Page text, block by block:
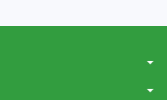
arrow_drop_down
arrow_drop_down